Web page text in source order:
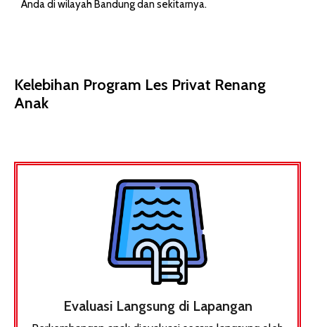
Anda di wilayah Bandung dan sekitarnya.
Kelebihan Program Les Privat Renang
Anak
Evaluasi Langsung di Lapangan